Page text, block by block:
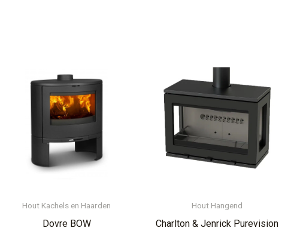
Hout Kachels en Haarden
Dovre BOW
Hout Hangend
Charlton & Jenrick Purevision